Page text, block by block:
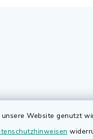
Website genutzt
Bauen in